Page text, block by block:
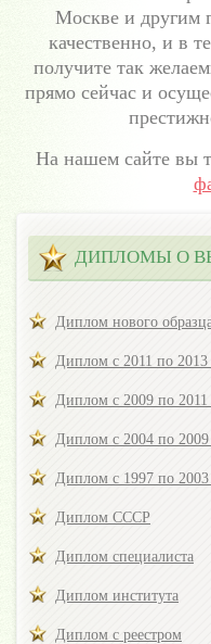
Москве и другим
качественно, и в
получите так
прямо сейчас и
На нашем сайте вы
ДИПЛОМЫ О
Диплом нового
Диплом с 2011 по 2013
Диплом с 2009 по 2011
Диплом с 2004 по 2009
Диплом с 1997 по 2003
Диплом СССР
Диплом специалиста
Диплом института
Диплом с реестром